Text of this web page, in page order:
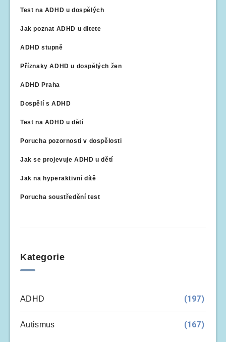
Test na ADHD u dospělých
Jak poznat ADHD u ditete
ADHD stupně
Příznaky ADHD u dospělých žen
ADHD Praha
Dospělí s ADHD
Test na ADHD u dětí
Porucha pozornosti v dospělosti
Jak se projevuje ADHD u dětí
Jak na hyperaktivní dítě
Porucha soustředění test
Kategorie
ADHD (197)
Autismus (167)